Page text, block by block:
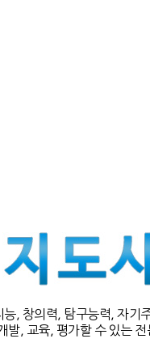
, 창의력, 탐구능력, 자기
발, 교육, 평가할 수 있는 전